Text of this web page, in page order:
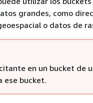
grandes, como
o datos de
en un bucket de
ese bucket.